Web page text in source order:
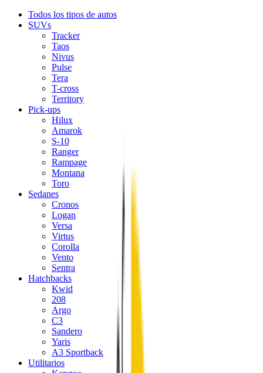
Todos los tipos de autos
SUVs
Tracker
Taos
Nivus
Pulse
Tera
T-cross
Territory
Pick-ups
Hilux
Amarok
S-10
Ranger
Rampage
Montana
Toro
Sedanes
Cronos
Logan
Versa
Virtus
Corolla
Vento
Sentra
Hatchbacks
Kwid
208
Argo
C3
Sandero
Yaris
A3 Sportback
Utilitarios